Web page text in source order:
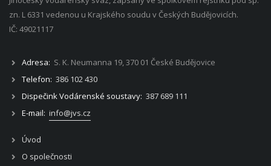
zn. L 6331 vedenou u Krajského soudu v Českých Budějovicích.
IČ: 49021117
Adresa: S. K. Neumanna 19, 370 01 České Budějovice
Telefon: 386 102 430
Dispečink Vodárenské soustavy: 387 689 111
E-mail: info@jvs.cz
Úvod
O společnosti